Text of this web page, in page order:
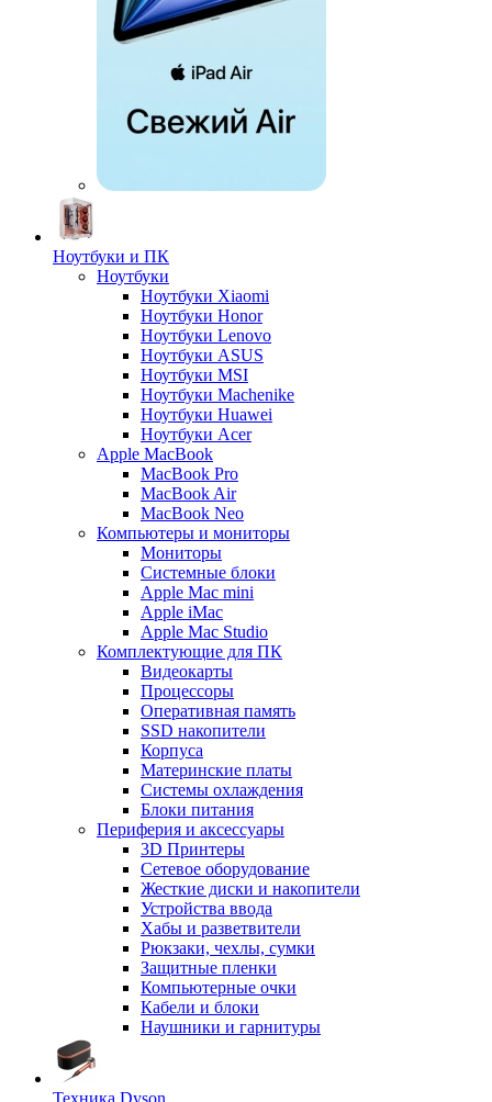
Ноутбуки и ПК
Ноутбуки
Ноутбуки Xiaomi
Ноутбуки Honor
Ноутбуки Lenovo
Ноутбуки ASUS
Ноутбуки MSI
Ноутбуки Machenike
Ноутбуки Huawei
Ноутбуки Acer
Apple MacBook
MacBook Pro
MacBook Air
MacBook Neo
Компьютеры и мониторы
Мониторы
Системные блоки
Apple Mac mini
Apple iMac
Apple Mac Studio
Комплектующие для ПК
Видеокарты
Процессоры
Оперативная память
SSD накопители
Корпуса
Материнские платы
Системы охлаждения
Блоки питания
Периферия и аксессуары
3D Принтеры
Сетевое оборудование
Жесткие диски и накопители
Устройства ввода
Хабы и разветвители
Рюкзаки, чехлы, сумки
Защитные пленки
Компьютерные очки
Кабели и блоки
Наушники и гарнитуры
Техника Dyson